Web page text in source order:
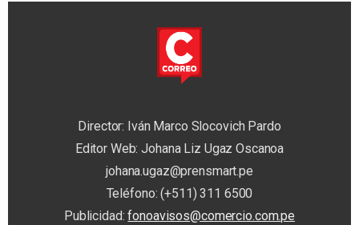
Director: Iván Marco Slocovich Pardo
Editor Web: Johana Liz Ugaz Oscanoa
johana.ugaz@prensmart.pe
Teléfono: (+511) 311 6500
Publicidad:fonoavisos@comercio.com.pe